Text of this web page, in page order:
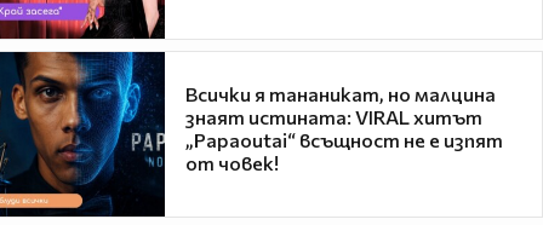
Всички я тананикат, но малцина
знаят истината: VIRAL хитът
„Papaoutai“ всъщност не е изпят
от човек!